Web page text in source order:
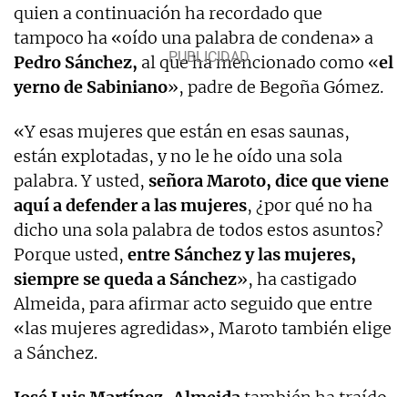
quien a continuación ha recordado que
tampoco ha «oído una palabra de condena» a
Pedro Sánchez, al que ha mencionado como «el
yerno de Sabiniano», padre de Begoña Gómez.
«Y esas mujeres que están en esas saunas,
están explotadas, y no le he oído una sola
palabra. Y usted, señora Maroto, dice que viene
aquí a defender a las mujeres, ¿por qué no ha
dicho una sola palabra de todos estos asuntos?
Porque usted, entre Sánchez y las mujeres,
siempre se queda a Sánchez», ha castigado
Almeida, para afirmar acto seguido que entre
«las mujeres agredidas», Maroto también elige
a Sánchez.